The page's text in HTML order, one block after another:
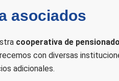
asociados
cooperativa de
con diversas
adicionales.